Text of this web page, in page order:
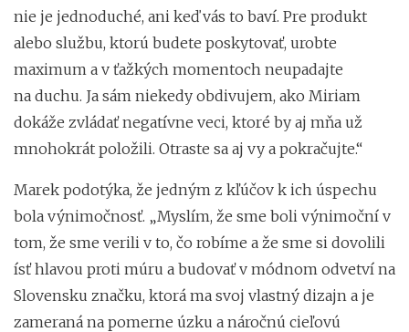
nie je jednoduché, ani keď vás to baví. Pre produkt
alebo službu, ktorú budete poskytovať, urobte
maximum a v ťažkých momentoch neupadajte
na duchu. Ja sám niekedy obdivujem, ako Miriam
dokáže zvládať negatívne veci, ktoré by aj mňa už
mnohokrát položili. Otraste sa aj vy a pokračujte.“
Marek podotýka, že jedným z kľúčov k ich úspechu
bola výnimočnosť. „Myslím, že sme boli výnimoční v
tom, že sme verili v to, čo robíme a že sme si dovolili
ísť hlavou proti múru a budovať v módnom odvetví na
Slovensku značku, ktorá ma svoj vlastný dizajn a je
zameraná na pomerne úzku a náročnú cieľovú